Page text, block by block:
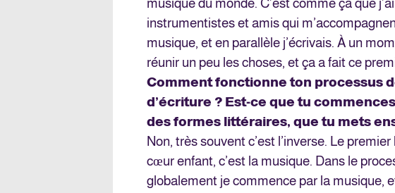
musique du monde. C’est comme ça que
instrumentistes et amis qui
musique, et en parallèle j’écrivais. À un
réunir un peu les choses, et ça a fait ce
Comment fonctionne ton processus
d’écriture ? Est-ce que tu
des formes littéraires, que tu mets
Non, très souvent c’est l’inverse. Le
cœur enfant, c’est la musique. Dans le
globalement je commence par la musique,